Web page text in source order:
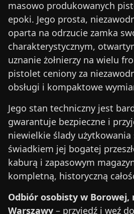
masowo produkowanych
epoki. Jego prosta,
oparta na odrzucie zamka
charakterystycznym,
uznanie żołnierzy na wielu
pistolet ceniony za
obsługi i kompaktowe
Jego stan techniczny jest
gwarantuje bezpieczne i
niewielkie ślady użytkowania
świadkiem jej bogatej
kaburą i zapasowym
kompletną, historyczną
Odbiór osobisty w
Warszawy – przyjedź i weź